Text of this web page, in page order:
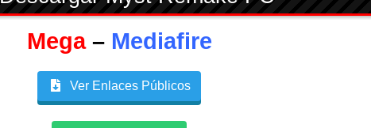
Mega– Mediafire
Ver Enlaces Públicos